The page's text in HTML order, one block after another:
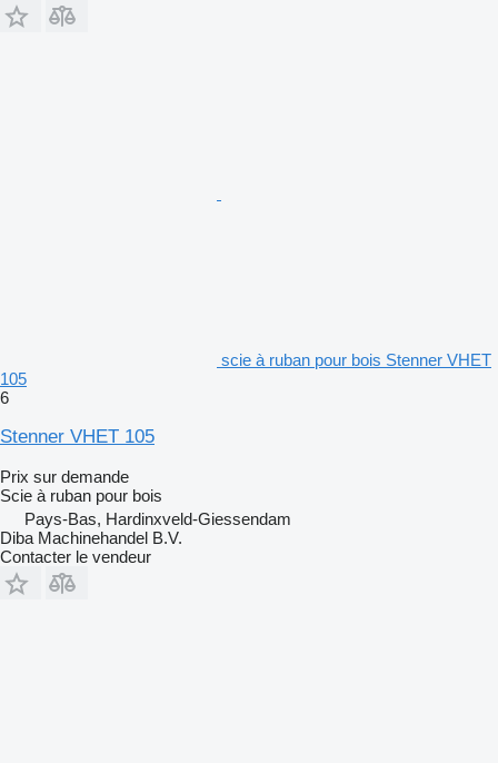
scie à ruban pour bois Stenner VHET
105
6
Stenner VHET 105
Prix sur demande
Scie à ruban pour bois
Pays-Bas, Hardinxveld-Giessendam
Diba Machinehandel B.V.
Contacter le vendeur